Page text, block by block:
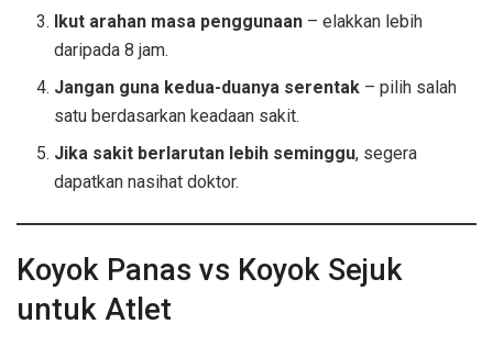
Ikut arahan masa penggunaan – elakkan lebih
daripada 8 jam.
Jangan guna kedua-duanya serentak – pilih salah
satu berdasarkan keadaan sakit.
Jika sakit berlarutan lebih seminggu, segera
dapatkan nasihat doktor.
Koyok Panas vs Koyok Sejuk
untuk Atlet